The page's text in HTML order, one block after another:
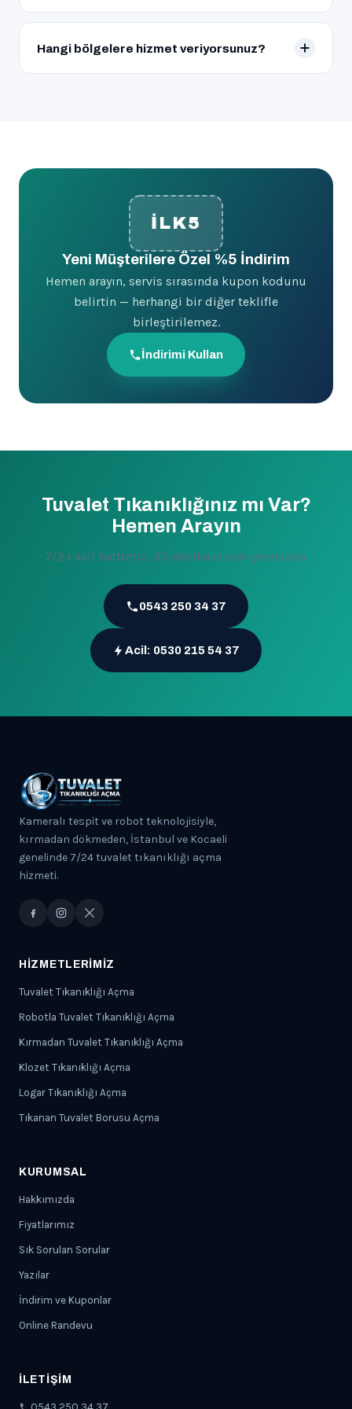
Nakit ödemenin yanı sıra kredi kartı ile ödeme
Hangi bölgelere hizmet veriyorsunuz?
İLK5
Yeni Müşterilere Özel %5 İndirim
Hemen arayın, servis sırasında kupon kodunu
belirtin — herhangi bir diğer teklifle
birleştirilemez.
İndirimi Kullan
Tuvalet Tıkanıklığınız mı Var?
Hemen Arayın
7/24 acil hattımız, 30 dakika içinde yanınızda.
0543 250 34 37
Acil: 0530 215 54 37
Kameralı tespit ve robot teknolojisiyle,
kırmadan dökmeden, İstanbul ve Kocaeli
genelinde 7/24 tuvalet tıkanıklığı açma
hizmeti.
HIZMETLERIMIZ
Tuvalet Tıkanıklığı Açma
Robotla Tuvalet Tıkanıklığı Açma
Kırmadan Tuvalet Tıkanıklığı Açma
Klozet Tıkanıklığı Açma
Logar Tıkanıklığı Açma
Tıkanan Tuvalet Borusu Açma
KURUMSAL
Hakkımızda
Fiyatlarımız
Sık Sorulan Sorular
Yazılar
İndirim ve Kuponlar
Online Randevu
İLETIŞIM